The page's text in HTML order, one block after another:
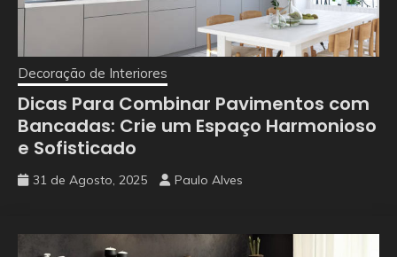
Decoração de Interiores
Dicas Para Combinar Pavimentos com
Bancadas: Crie um Espaço Harmonioso
e Sofisticado
31 de Agosto, 2025 Paulo Alves